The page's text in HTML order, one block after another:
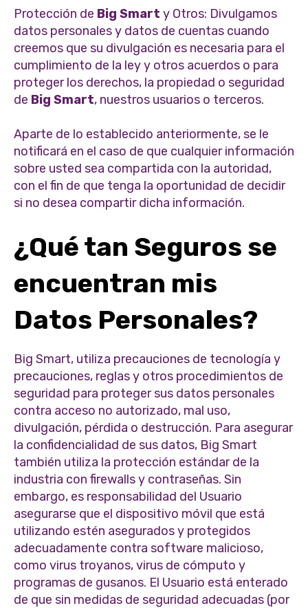
Protección de Big Smart y Otros: Divulgamos
datos personales y datos de cuentas cuando
creemos que su divulgación es necesaria para el
cumplimiento de la ley y otros acuerdos o para
proteger los derechos, la propiedad o seguridad
de Big Smart, nuestros usuarios o terceros.
Aparte de lo establecido anteriormente, se le
notificará en el caso de que cualquier información
sobre usted sea compartida con la autoridad,
con el fin de que tenga la oportunidad de decidir
si no desea compartir dicha información.
¿Qué tan Seguros se
encuentran mis
Datos Personales?
Big Smart, utiliza precauciones de tecnología y
precauciones, reglas y otros procedimientos de
seguridad para proteger sus datos personales
contra acceso no autorizado, mal uso,
divulgación, pérdida o destrucción. Para asegurar
la confidencialidad de sus datos, Big Smart
también utiliza la protección estándar de la
industria con firewalls y contraseñas. Sin
embargo, es responsabilidad del Usuario
asegurarse que el dispositivo móvil que está
utilizando estén asegurados y protegidos
adecuadamente contra software malicioso,
como virus troyanos, virus de cómputo y
programas de gusanos. El Usuario está enterado
de que sin medidas de seguridad adecuadas (por